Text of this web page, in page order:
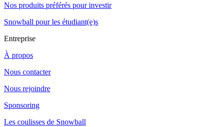
Nos produits préférés pour investir
Snowball pour les étudiant(e)s
Entreprise
À propos
Nous contacter
Nous rejoindre
Sponsoring
Les coulisses de Snowball